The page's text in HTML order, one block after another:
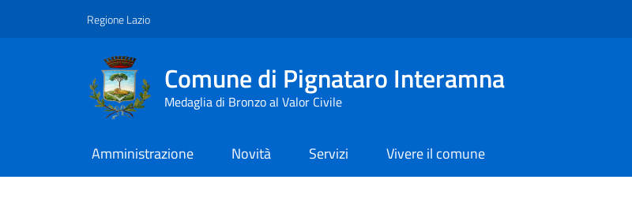
Regione Lazio
Comune di Pignataro Interamna
Medaglia di Bronzo al Valor Civile
Amministrazione Novità Servizi Vivere il comune